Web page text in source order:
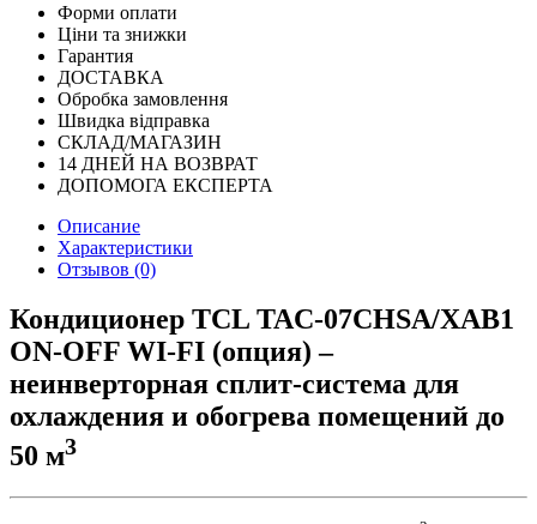
Форми оплати
Ціни та знижки
Гарантия
ДОСТАВКА
Обробка замовлення
Швидка відправка
СКЛАД/МАГАЗИН
14 ДНЕЙ НА ВОЗВРАТ
ДОПОМОГА ЕКСПЕРТА
Описание
Характеристики
Отзывов (0)
Кондиционер TCL TAC-07CHSA/XAB1
ON-OFF WI-FI (опция) –
неинверторная сплит-система для
охлаждения и обогрева помещений до
50 м3